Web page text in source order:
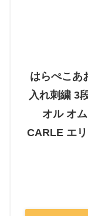
はらぺこあ
入れ刺繍 3
オル オ
CARLE エ